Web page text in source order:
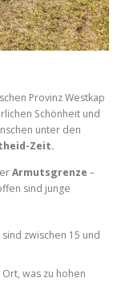
Provinz Westkap
Schönheit und
unter den
Zeit.
Armutsgrenze –
sind junge
zwischen 15 und
was zu hohen